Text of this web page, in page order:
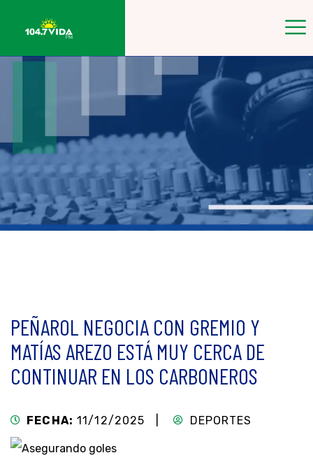
PEÑAROL NEGOCIA CON GREMIO Y
MATÍAS AREZO ESTÁ MUY CERCA DE
CONTINUAR EN LOS CARBONEROS
FECHA: 11/12/2025 | DEPORTES